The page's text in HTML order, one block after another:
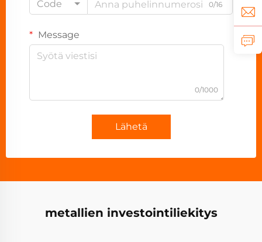
Code
0/16
Message
0/1000
Lähetä
metallien investointiliekitys